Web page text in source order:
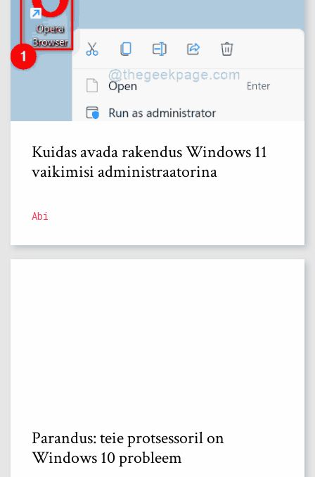
Kuidas avada rakendus Windows 11
vaikimisi administraatorina
Abi
Parandus: teie protsessoril on
Windows 10 probleem